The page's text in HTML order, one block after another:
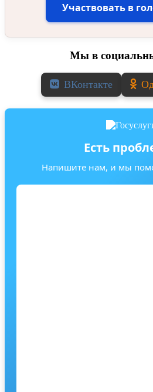
Участвовать в
Мы в
ВКонтакте
Есть
Напишите нам, и мы